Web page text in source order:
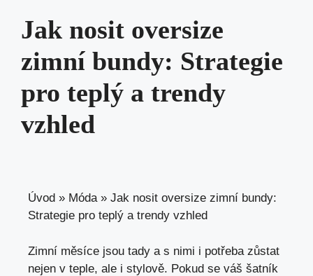
Jak nosit oversize
zimní bundy: Strategie
pro teplý a trendy
vzhled
Úvod » Móda» Jak nosit oversize zimní bundy:
Strategie pro teplý a trendy vzhled
Zimní měsíce jsou tady a s nimi i potřeba zůstat
nejen v teple, ale ⁤i stylově.‍ Pokud se váš šatník